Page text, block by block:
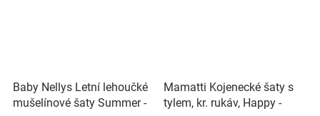
Baby Nellys Letní lehoučké
mušelínové šaty Summer -
Mamatti Kojenecké šaty s
tylem, kr. rukáv, Happy -